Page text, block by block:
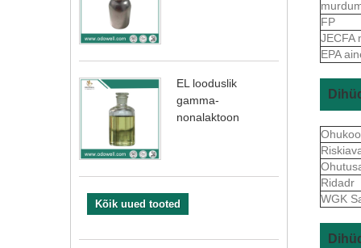
EL looduslik
gamma-
nonalaktoon
Kõik uued tooted
FP
JECFA
EPA
Ridadr
WGK